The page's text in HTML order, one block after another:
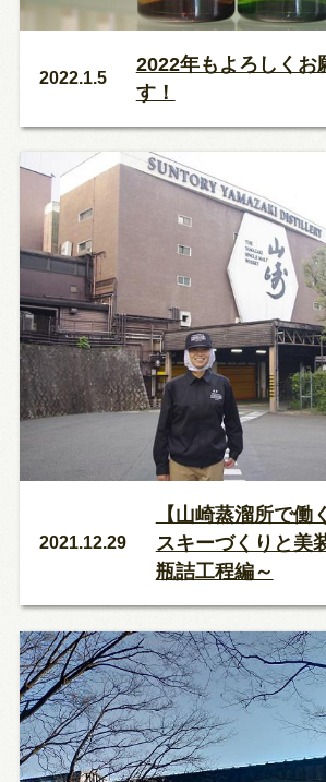
2022.1.5
2022年もよろしくお
す！
2021.12.29
【山崎蒸溜所で働
スキーづくりと美
瓶詰工程編～